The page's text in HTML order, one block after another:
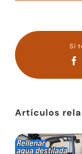
Si
Artículos